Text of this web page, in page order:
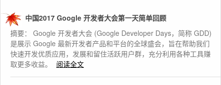
中国2017 Google 开发者大会第一天简单回顾
摘要： Google 开发者大会 (Google Developer Days，简称 GDD)
是展示 Google 最新开发者产品和平台的全球盛会，旨在帮助我们
快速开发优质应用，发展和留住活跃用户群，充分利用各种工具赚
取更多收益。
阅读全文